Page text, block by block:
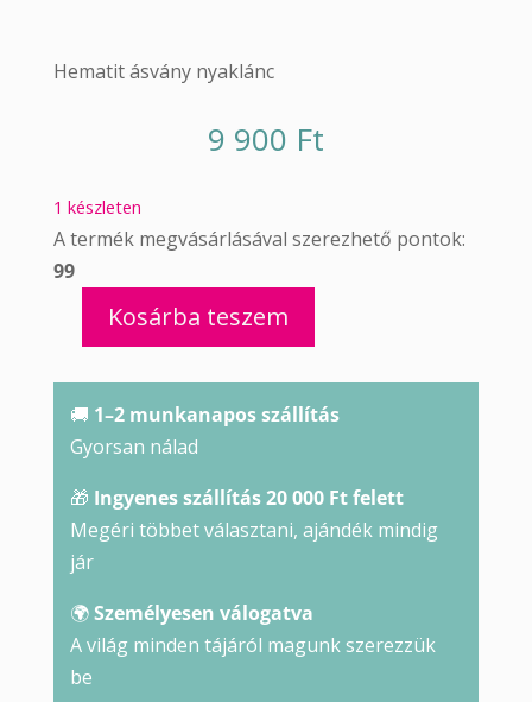
Hematit ásvány nyaklánc
9 900 Ft
1 készleten
A termék megvásárlásával szerezhető pontok:
99
HematitKosárba teszem
🚚 1–2 munkanapos szállítás
Gyorsan nálad
🎁 Ingyenes szállítás 20 000 Ft felett
Megéri többet választani, ajándék mindig
jár
🌍Személyesen válogatva
A világ minden tájáról magunk szerezzük
be